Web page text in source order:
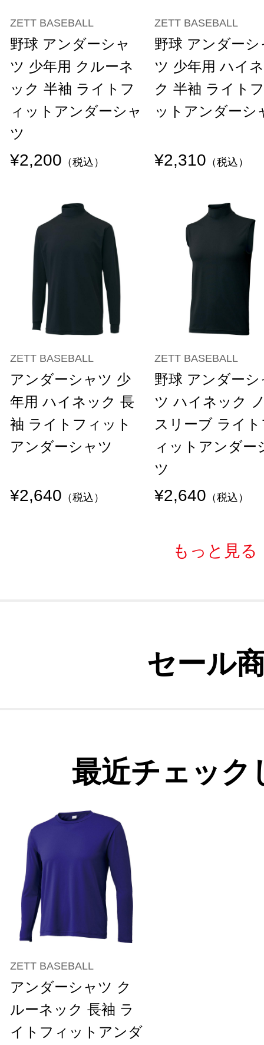
ZETT BASEBALL
野球 アンダーシャ
ツ 少年用 クルーネ
ック 半袖 ライトフ
ィットアンダーシャ
ツ
¥2,200 （税込）
ZETT BASEBALL
野球 アンダーシ
ツ 少年用 ハイ
ク 半袖 ライト
ットアンダーシ
¥2,310 （税込）
ZETT BASEBALL
アンダーシャツ 少
年用 ハイネック 長
袖 ライトフィット
アンダーシャツ
¥2,640 （税込）
ZETT BASEBALL
野球 アンダーシ
ツ ハイネック
スリーブ ライ
ィットアンダー
ツ
¥2,640 （税込）
もっと見る
セール
最近チェック
ZETT BASEBALL
アンダーシャツ ク
ルーネック 長袖 ラ
イトフィットアンダ